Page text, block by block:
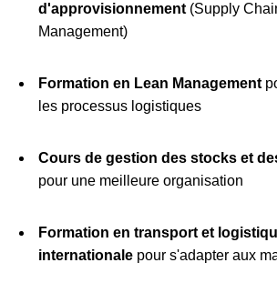
d'approvisionnement(Supply
Management)
Formation en Lean Management
les processus logistiques
Cours de gestion des stocks et
pour une meilleure organisation
Formation en transport et
internationalepour s'adapter aux